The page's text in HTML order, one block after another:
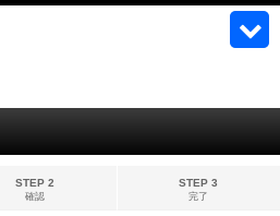
STEP 2
確認
STEP 3
完了